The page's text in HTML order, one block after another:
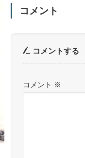
コメント
コメントする
コメント ※